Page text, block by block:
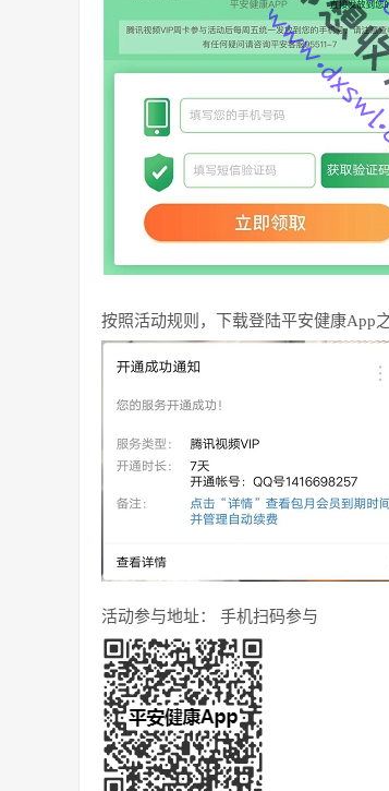
按照活动规则，下载登陆平安健康App
活动参与地址： 手机扫码参与